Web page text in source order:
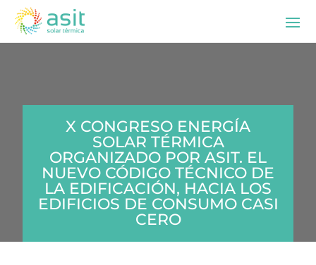
X CONGRESO ENERGÍA
SOLAR TÉRMICA
ORGANIZADO POR ASIT. EL
NUEVO CÓDIGO TÉCNICO DE
LA EDIFICACIÓN, HACIA LOS
EDIFICIOS DE CONSUMO CASI
CERO